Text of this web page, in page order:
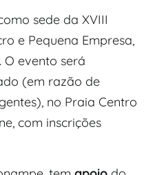
sede da XVIII
e Pequena Empresa,
O evento será
(em razão de
no Praia Centro
com inscrições